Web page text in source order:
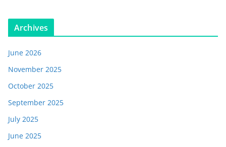
Archives
June 2026
November 2025
October 2025
September 2025
July 2025
June 2025